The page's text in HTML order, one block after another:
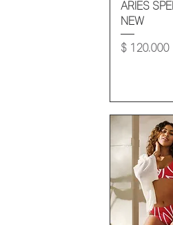
ARIES
NEW
Precio
$ 120.000